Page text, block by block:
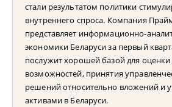
стали результатом политики
внутреннего спроса. Компания
представляет информационно-
экономики Беларуси за первый
послужит хорошей базой для оценки
возможностей, принятия
решений относительно вложений и
активами в Беларуси.